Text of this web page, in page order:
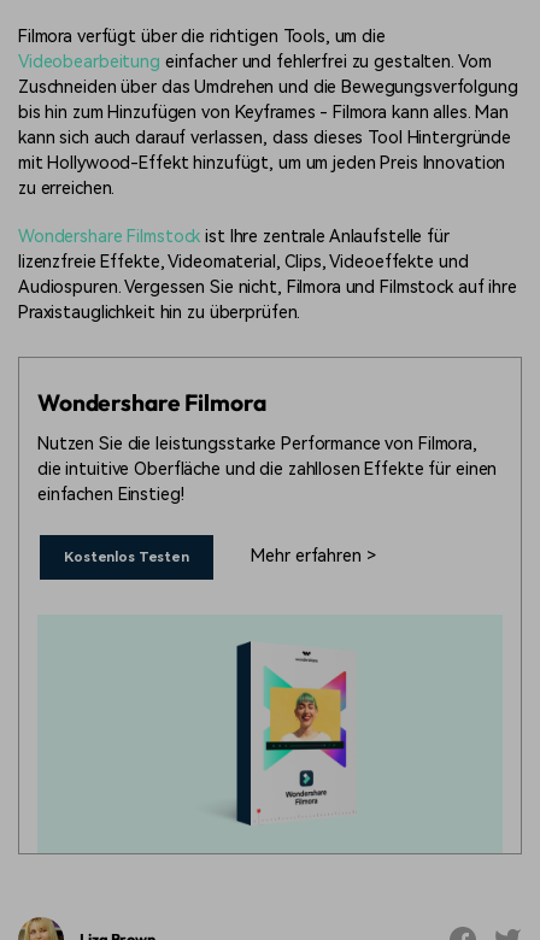
Filmora verfügt über die richtigen Tools, um die
Videobearbeitung einfacher und fehlerfrei zu gestalten. Vom
Zuschneiden über das Umdrehen und die Bewegungsverfolgung
bis hin zum Hinzufügen von Keyframes - Filmora kann alles. Man
kann sich auch darauf verlassen, dass dieses Tool Hintergründe
mit Hollywood-Effekt hinzufügt, um um jeden Preis Innovation
zu erreichen.
Wondershare Filmstock ist Ihre zentrale Anlaufstelle für
lizenzfreie Effekte, Videomaterial, Clips, Videoeffekte und
Audiospuren. Vergessen Sie nicht, Filmora und Filmstock auf ihre
Praxistauglichkeit hin zu überprüfen.
Wondershare Filmora
Nutzen Sie die leistungsstarke Performance von Filmora,
die intuitive Oberfläche und die zahllosen Effekte für einen
einfachen Einstieg!
Kostenlos Testen Mehr erfahren >